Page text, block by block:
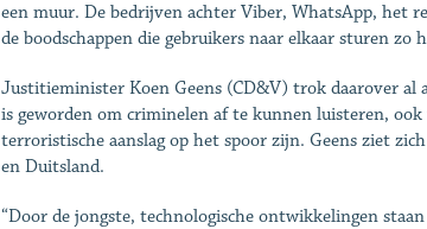
een muur. De bedrijven achter Viber, WhatsApp, het
de boodschappen die gebruikers naar elkaar sturen
Justitieminister Koen Geens (CD&V) trok daarover al
is geworden om criminelen af te kunnen luisteren,
terroristische aanslag op het spoor zijn. Geens ziet
en Duitsland.
“Door de jongste, technologische ontwikkelingen